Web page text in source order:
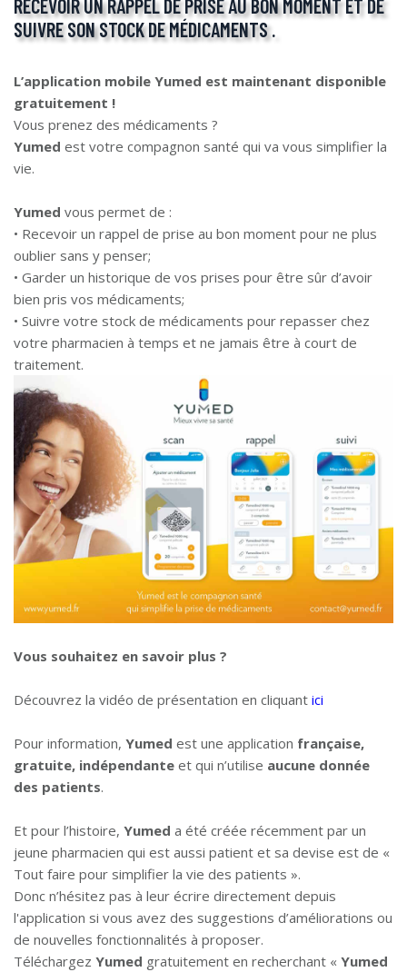
RECEVOIR UN RAPPEL DE PRISE AU BON MOMENT ET DE
SUIVRE SON STOCK DE MÉDICAMENTS .
L’application mobile Yumed est maintenant disponible
gratuitement !
Vous prenez des médicaments ?
Yumed est votre compagnon santé qui va vous simplifier la
vie.
Yumed vous permet de :
• Recevoir un rappel de prise au bon moment pour ne plus
oublier sans y penser;
• Garder un historique de vos prises pour être sûr d’avoir
bien pris vos médicaments;
• Suivre votre stock de médicaments pour repasser chez
votre pharmacien à temps et ne jamais être à court de
traitement.
Vous souhaitez en savoir plus ?
Découvrez la vidéo de présentation en cliquant ici
Pour information, Yumed est une application française,
gratuite, indépendante et qui n’utilise aucune donnée
des patients.
Et pour l’histoire, Yumed a été créée récemment par un
jeune pharmacien qui est aussi patient et sa devise est de «
Tout faire pour simplifier la vie des patients ».
Donc n’hésitez pas à leur écrire directement depuis
l'application si vous avez des suggestions d’améliorations ou
de nouvelles fonctionnalités à proposer.
Téléchargez Yumed gratuitement en recherchant « Yumed